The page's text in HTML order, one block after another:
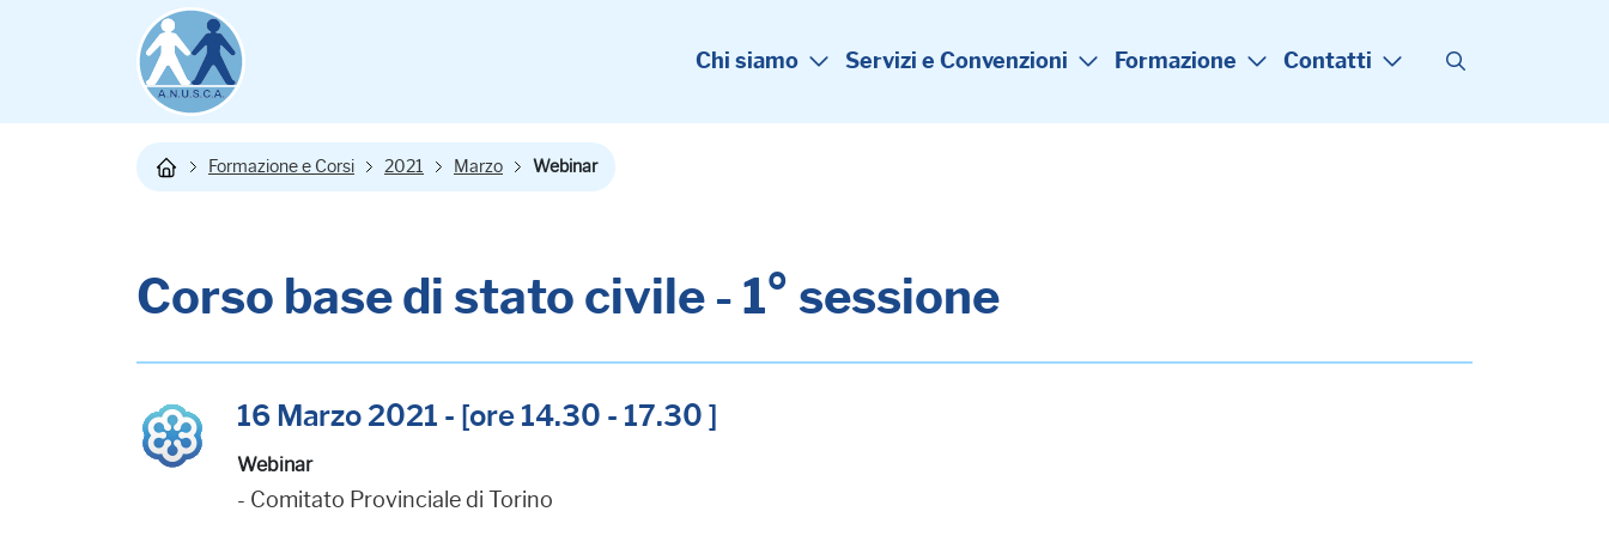
Chi siamo Servizi e Convenzioni Formazione Contatti
Formazione e Corsi 2021 Marzo Webinar
Corso base di stato civile - 1° sessione
16 Marzo 2021 - [ore 14.30 - 17.30 ]
Webinar
- Comitato Provinciale di Torino